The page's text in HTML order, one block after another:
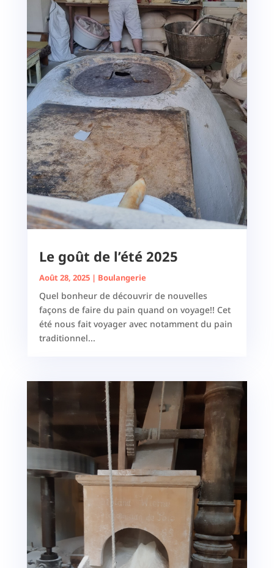
Le goût de l’été 2025
Août 28, 2025| Boulangerie
Quel bonheur de découvrir de nouvelles
façons de faire du pain quand on voyage!! Cet
été nous fait voyager avec notamment du pain
traditionnel...